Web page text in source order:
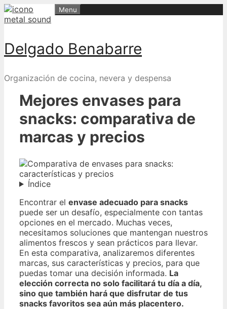
Skip
to
Delgado Benabarre
Organización de cocina, nevera y despensa
Menu
Mejores envases para
snacks: comparativa de
marcas y precios
Índice
Encontrar el envase adecuado para snacks
puede ser un desafío, especialmente con tantas
opciones en el mercado. Muchas veces,
necesitamos soluciones que mantengan nuestros
alimentos frescos y sean prácticos para llevar.
En esta comparativa, analizaremos diferentes
marcas, sus características y precios, para que
puedas tomar una decisión informada. La
elección correcta no solo facilitará tu día a día,
sino que también hará que disfrutar de tus
snacks favoritos sea aún más placentero.